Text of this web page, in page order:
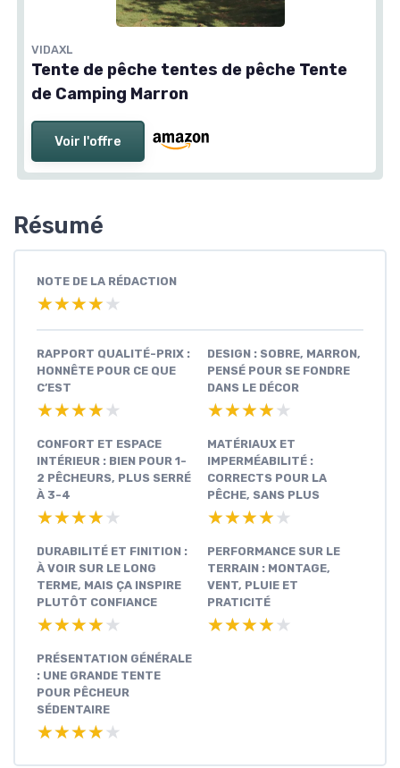
VIDAXL
Tente de pêche tentes de pêche Tente
de Camping Marron
Voir l'offre
Résumé
NOTE DE LA RÉDACTION
★★★★★
★★★★★
RAPPORT QUALITÉ-PRIX :
HONNÊTE POUR CE QUE
C’EST
★★★★★
★★★★★
DESIGN : SOBRE, MARRON,
PENSÉ POUR SE FONDRE
DANS LE DÉCOR
★★★★★
★★★★★
CONFORT ET ESPACE
INTÉRIEUR : BIEN POUR 1-
2 PÊCHEURS, PLUS SERRÉ
À 3-4
★★★★★
★★★★★
MATÉRIAUX ET
IMPERMÉABILITÉ :
CORRECTS POUR LA
PÊCHE, SANS PLUS
★★★★★
★★★★★
DURABILITÉ ET FINITION :
À VOIR SUR LE LONG
TERME, MAIS ÇA INSPIRE
PLUTÔT CONFIANCE
★★★★★
★★★★★
PERFORMANCE SUR LE
TERRAIN : MONTAGE,
VENT, PLUIE ET
PRATICITÉ
★★★★★
★★★★★
PRÉSENTATION GÉNÉRALE
: UNE GRANDE TENTE
POUR PÊCHEUR
SÉDENTAIRE
★★★★★
★★★★★